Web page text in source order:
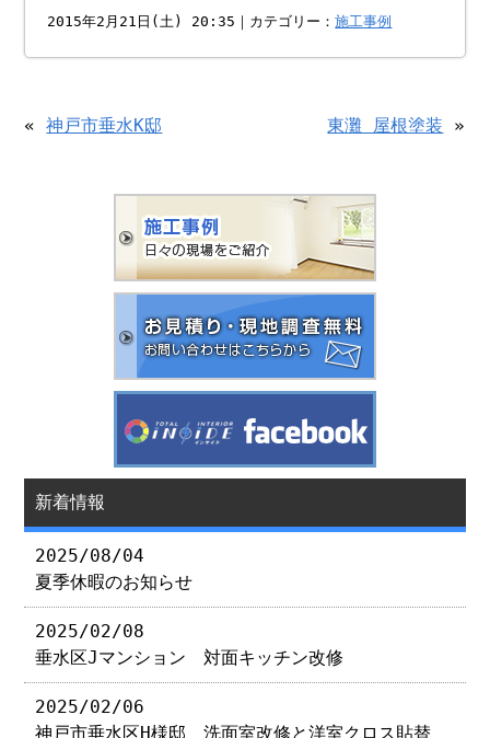
2015年2月21日(土) 20:35｜カテゴリー：施工事例
«神戸市垂水K邸 東灘 屋根塗装 »
新着情報
2025/08/04
夏季休暇のお知らせ
2025/02/08
垂水区Jマンション 対面キッチン改修
2025/02/06
神戸市垂水区H様邸 洗面室改修と洋室クロス貼替